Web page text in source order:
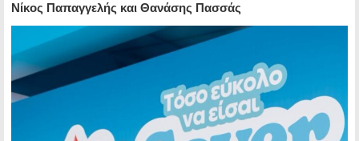
Νίκος Παπαγγελής και Θανάσης Πασσάς